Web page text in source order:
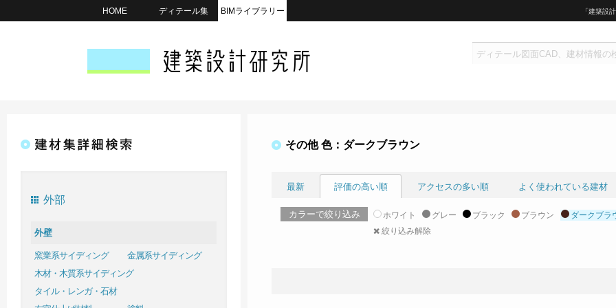
「建築設
HOME ディテール集 BIMライブラリー
外部
外壁
窯業系サイディング
金属系サイディング
木材・木質系サイディング
タイル・レンガ・石材
その他 色：ダークブラウン
最新 評価の高い順 アクセスの多い順 よく使われている建材
カラーで絞り込み ホワイト グレー ブラック ブラウン
ダークブラ
絞り込み解除